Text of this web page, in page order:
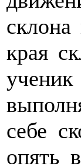
края
себе
опять